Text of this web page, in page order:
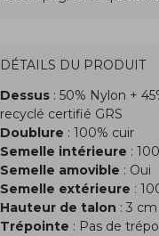
DÉTAILS DU PRODUIT
Dessus : 50% Nylon +
recyclé certifié GRS
Doublure : 100% cuir
Semelle intérieure :
Semelle amovible : Oui
Semelle extérieure :
Hauteur de talon : 3 cm
Trépointe : Pas de